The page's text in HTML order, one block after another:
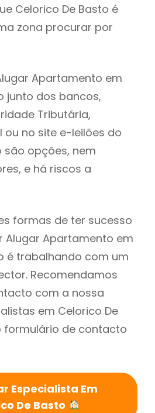
Celorico De Basto é
zona procurar por
Apartamento em
junto dos bancos,
Tributária,
ou no site e-leilões do
são opções, nem
e há riscos a
formas de ter sucesso
Alugar Apartamento em
é trabalhando com um
Recomendamos
com a nossa
em Celorico De
formulário de contacto
Especialista Em
De Basto